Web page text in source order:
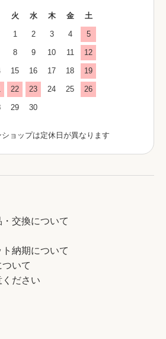
火 水 木 金 土
1 2 3 4 5
8 9 10 11 12
15 16 17 18 19
22 23 24 25 26
29 30
ョップは定休日が異なります
交換について
納期について
いて
ださい